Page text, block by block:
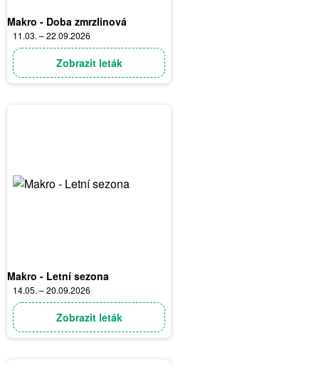
Makro - Doba zmrzlinová
11.03. – 22.09.2026
Zobrazit leták
Makro - Letní sezona
14.05. – 20.09.2026
Zobrazit leták